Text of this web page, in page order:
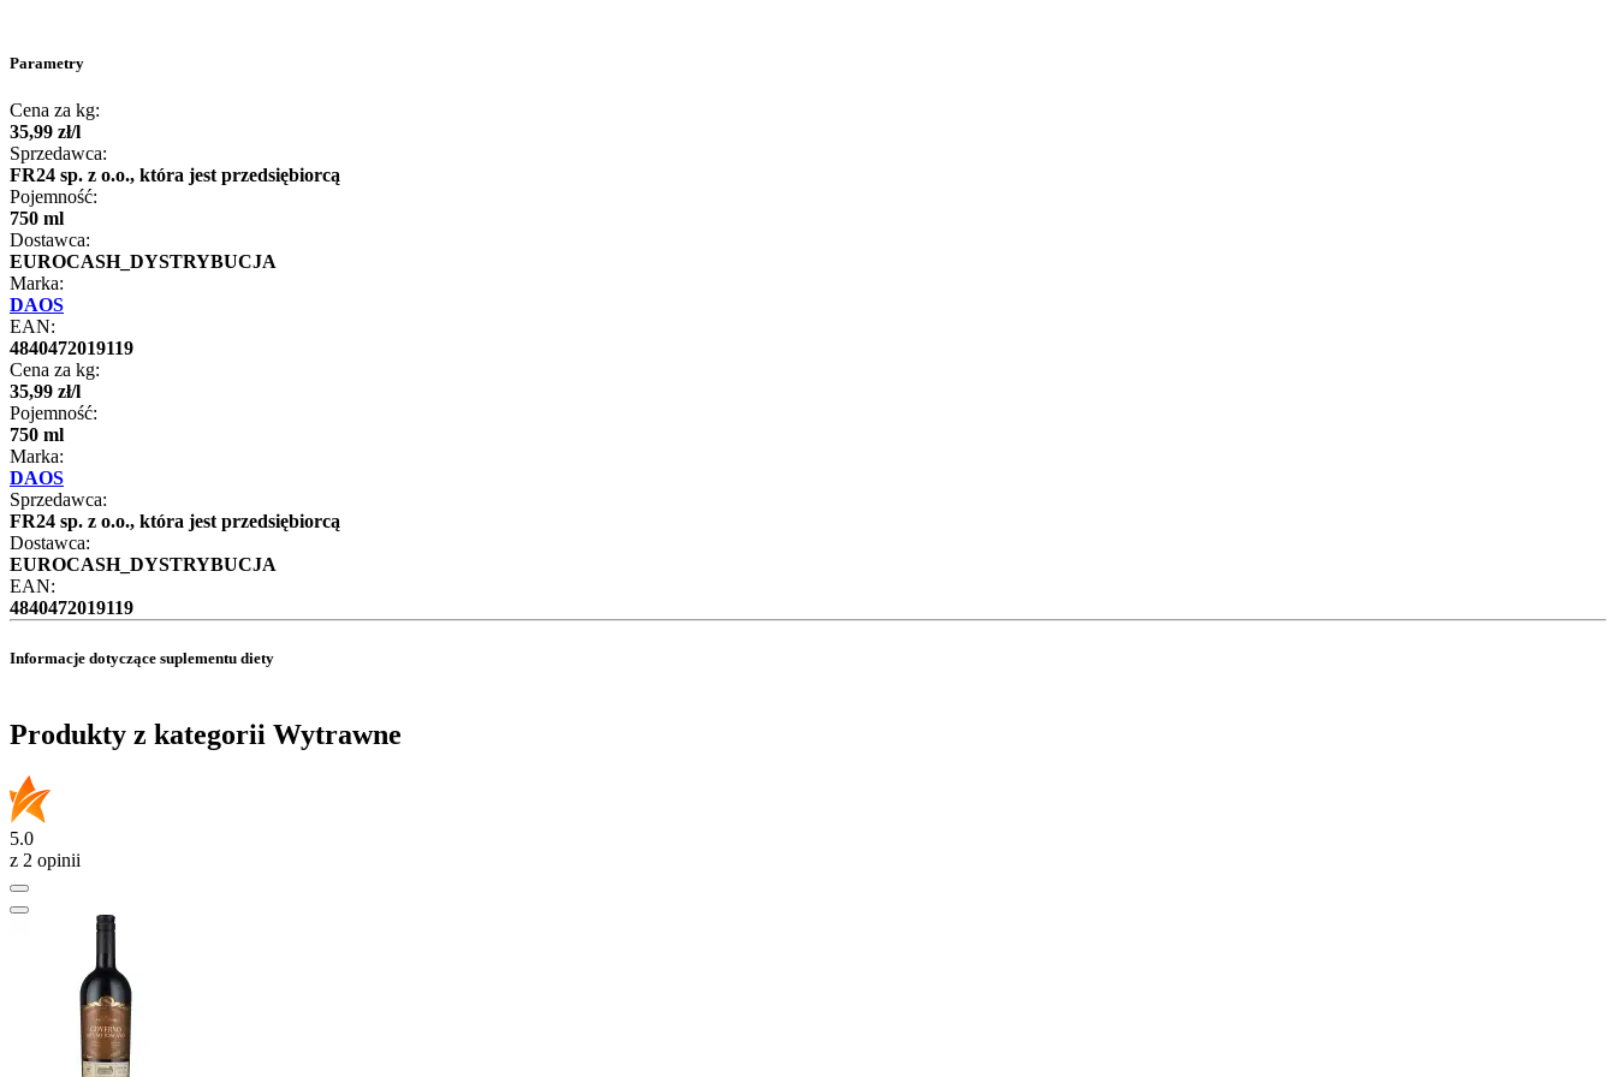
Parametry
Cena za kg:
35,99 zł/l
Sprzedawca:
FR24 sp. z o.o., która jest przedsiębiorcą
Pojemność:
750 ml
Dostawca:
EUROCASH_DYSTRYBUCJA
Marka:
DAOS
EAN:
4840472019119
Cena za kg:
35,99 zł/l
Pojemność:
750 ml
Marka:
DAOS
Sprzedawca:
FR24 sp. z o.o., która jest przedsiębiorcą
Dostawca:
EUROCASH_DYSTRYBUCJA
EAN:
4840472019119
Informacje dotyczące suplementu diety
Produkty z kategorii Wytrawne
5.0
z 2 opinii